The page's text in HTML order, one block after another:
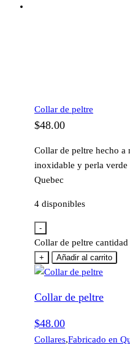
Collar de peltre
$48.00
Collar de peltre hecho a
inoxidable y perla
Quebec
4 disponibles
-
Collar de peltre cantidad
+ Añadir al carrito
Collar de peltre
$48.00
Collares,Fabricado en